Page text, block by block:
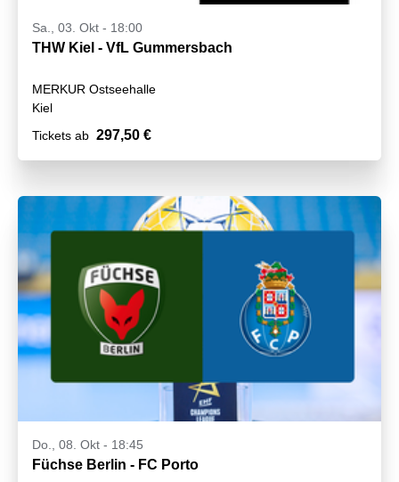
Sa., 03. Okt - 18:00
THW Kiel - VfL Gummersbach
MERKUR Ostseehalle
Kiel
Tickets ab 297,50 €
Do., 08. Okt - 18:45
Füchse Berlin - FC Porto